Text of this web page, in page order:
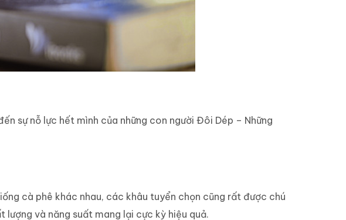
sự nỗ lực hết mình của những con người Đôi Dép – Những
cà phê khác nhau, các khâu tuyển chọn cũng rất được chú
và năng suất mang lại cực kỳ hiệu quả.